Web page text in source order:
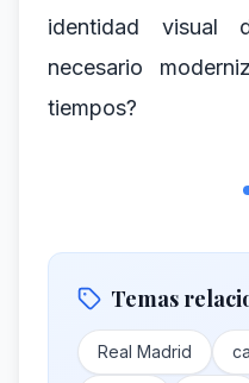
identidad
necesario
tiempos?
Temas
Real Madrid